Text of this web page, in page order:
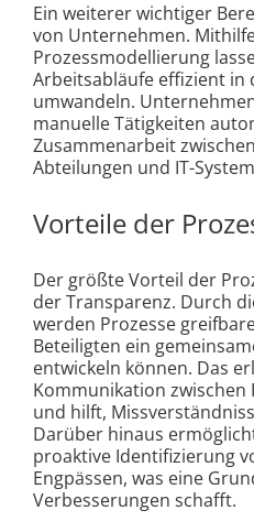
Ein weiterer wichtiger
von Unternehmen.
Prozessmodellierung
Arbeitsabläufe effizient in
umwandeln.
manuelle Tätigkeiten
Zusammenarbeit
Abteilungen und IT-
Vorteile der
Der größte Vorteil der
der Transparenz. Durch
werden Prozesse
Beteiligten ein
entwickeln können. Das
Kommunikation zwischen
und hilft,
Darüber hinaus
proaktive Identifizierung
Engpässen, was eine
Verbesserungen schafft.